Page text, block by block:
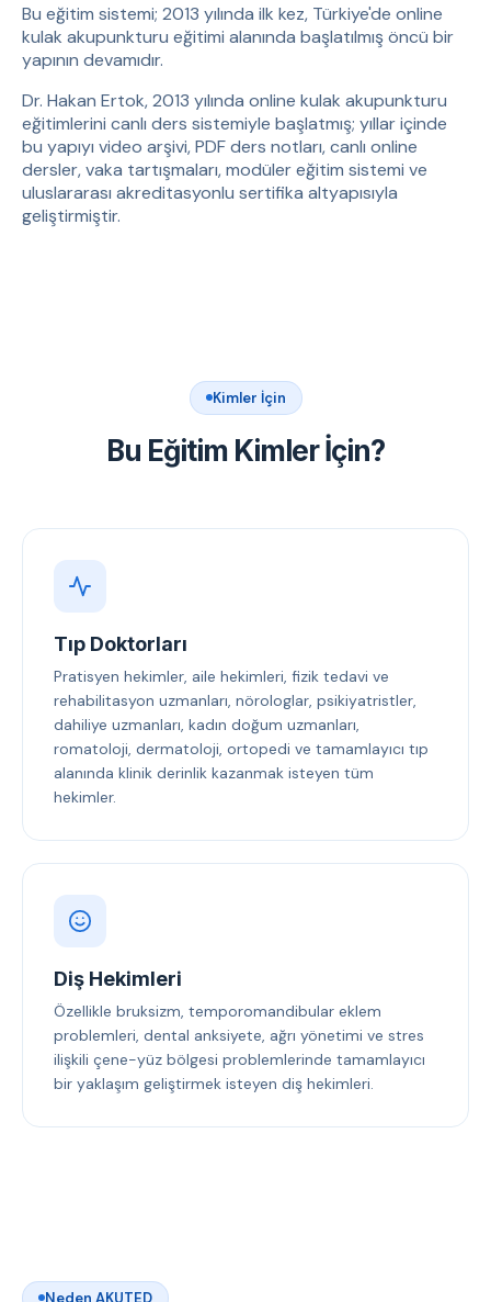
Bu eğitim sistemi; 2013 yılında ilk kez, Türkiye'de online
kulak akupunkturu eğitimi alanında başlatılmış öncü bir
yapının devamıdır.
Dr. Hakan Ertok, 2013 yılında online kulak akupunkturu
eğitimlerini canlı ders sistemiyle başlatmış; yıllar içinde
bu yapıyı video arşivi, PDF ders notları, canlı online
dersler, vaka tartışmaları, modüler eğitim sistemi ve
uluslararası akreditasyonlu sertifika altyapısıyla
geliştirmiştir.
Kimler İçin
Bu Eğitim Kimler İçin?
Tıp Doktorları
Pratisyen hekimler, aile hekimleri, fizik tedavi ve
rehabilitasyon uzmanları, nörologlar, psikiyatristler,
dahiliye uzmanları, kadın doğum uzmanları,
romatoloji, dermatoloji, ortopedi ve tamamlayıcı tıp
alanında klinik derinlik kazanmak isteyen tüm
hekimler.
Diş Hekimleri
Özellikle bruksizm, temporomandibular eklem
problemleri, dental anksiyete, ağrı yönetimi ve stres
ilişkili çene-yüz bölgesi problemlerinde tamamlayıcı
bir yaklaşım geliştirmek isteyen diş hekimleri.
Neden AKUTED